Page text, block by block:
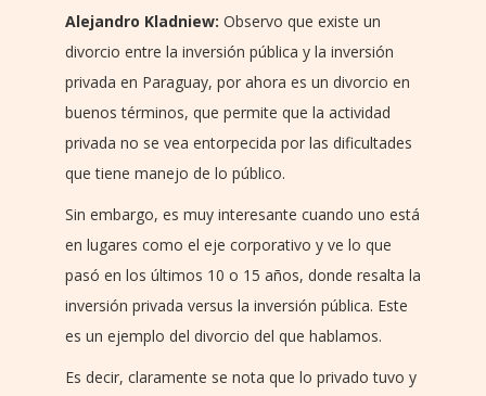
Alejandro Kladniew: Observo que existe un
divorcio entre la inversión pública y la inversión
privada en Paraguay, por ahora es un divorcio en
buenos términos, que permite que la actividad
privada no se vea entorpecida por las dificultades
que tiene manejo de lo público.
Sin embargo, es muy interesante cuando uno está
en lugares como el eje corporativo y ve lo que
pasó en los últimos 10 o 15 años, donde resalta la
inversión privada versus la inversión pública. Este
es un ejemplo del divorcio del que hablamos.
Es decir, claramente se nota que lo privado tuvo y